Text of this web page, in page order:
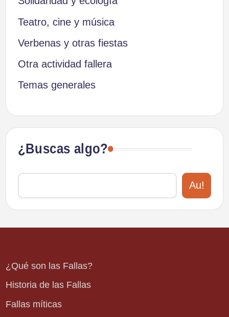
Teatro, cine y música
Verbenas y otras fiestas
Otra actividad fallera
Temas generales
¿Buscas algo?
Au!
¿Qué son las Fallas?
Historia de las Fallas
Fallas míticas